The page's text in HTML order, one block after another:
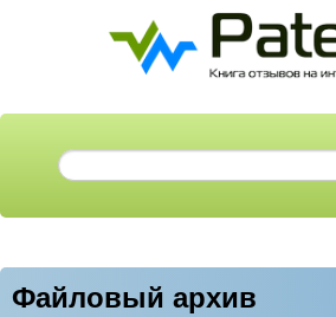
Файловый архив